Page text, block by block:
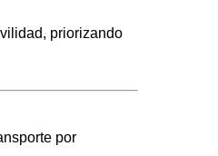
priorizando
por